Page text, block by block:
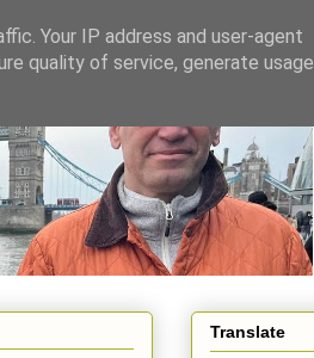
Translate
Your IP address and user-agent
quality of service, generate usage